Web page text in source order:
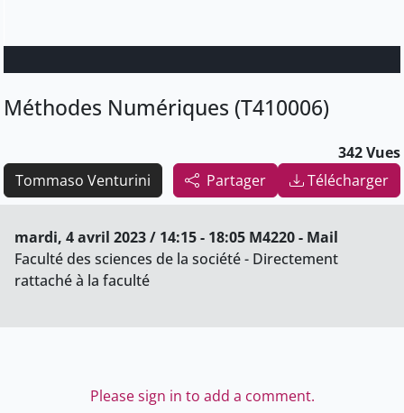
Méthodes Numériques (T410006)
342 Vues
Partager
Télécharger
Tommaso Venturini
mardi, 4 avril 2023 / 14:15 - 18:05 M4220 - Mail
Faculté des sciences de la société - Directement
rattaché à la faculté
Please sign in to add a comment.